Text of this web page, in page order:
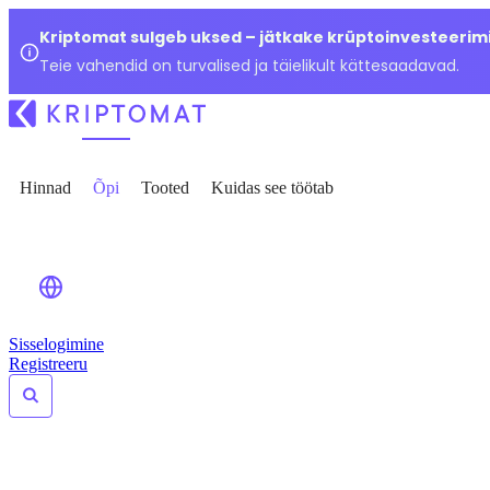
Kriptomat sulgeb uksed – jätkake
Teie vahendid on turvalised ja täielikult kättesaadavad.
Hinnad Õpi Tooted Kuidas see töötab
Sisselogimine
Registreeru